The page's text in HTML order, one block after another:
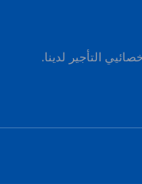
التأجير لدينا.